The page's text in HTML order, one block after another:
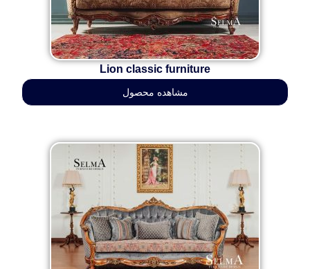
Lion classic furniture
مشاهده محصول